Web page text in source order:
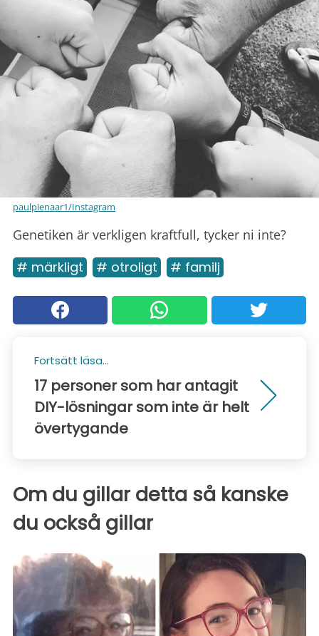
paulpienaar1/Instagram
Genetiken är verkligen kraftfull, tycker ni inte?
# märkligt # otroligt # familj
Fortsätt läsa...
17 personer som har antagit
DIY-lösningar som inte är helt
övertygande
Om du gillar detta så kanske
du också gillar